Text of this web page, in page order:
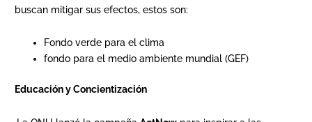
buscan mitigar sus efectos, estos son:
Fondo verde para el clima
fondo para el medio ambiente mundial (GEF)
Educación y Concientización